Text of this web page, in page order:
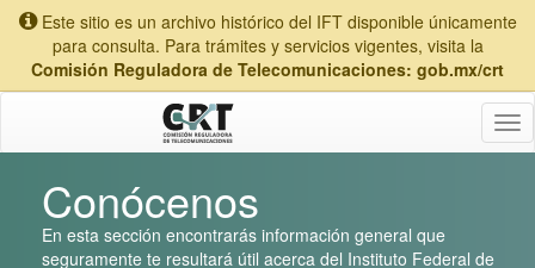
Este sitio es un archivo histórico del IFT disponible únicamente
para consulta. Para trámites y servicios vigentes, visita la
Comisión Reguladora de Telecomunicaciones: gob.mx/crt
Conócenos
En esta sección encontrarás información general que
seguramente te resultará útil acerca del Instituto Federal de